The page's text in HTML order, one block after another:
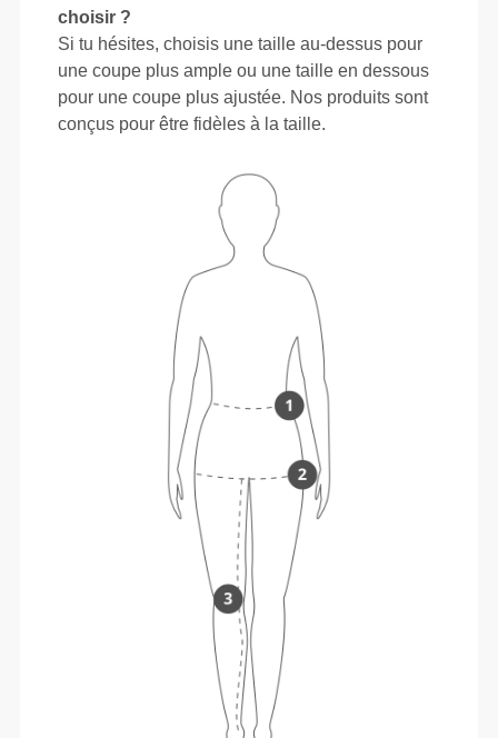
choisir ?
Si tu hésites, choisis une taille au-dessus pour
une coupe plus ample ou une taille en dessous
pour une coupe plus ajustée. Nos produits sont
conçus pour être fidèles à la taille.